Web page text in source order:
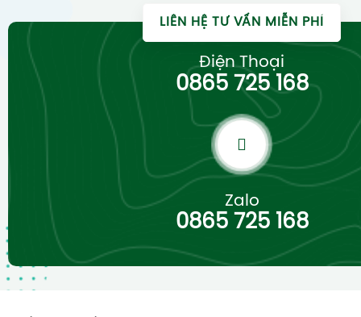
LIÊN HỆ TƯ VẤN MIỄN PHÍ
Điện Thoại
0865 725 168
Zalo
0865 725 168